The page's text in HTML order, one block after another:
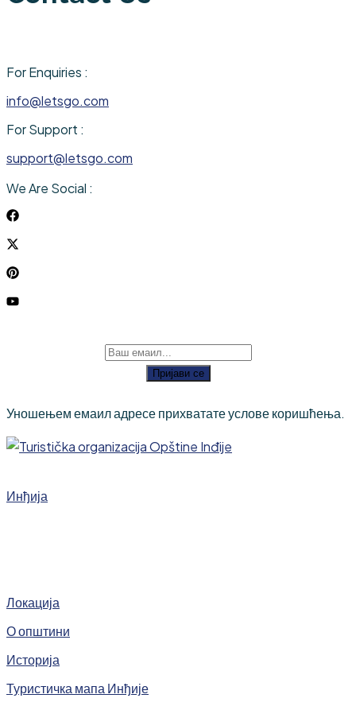
For Enquiries :
info@letsgo.com
For Support :
support@letsgo.com
We Are Social :
Пријави се
Уношењем емаил адресе прихватате услове коришћења.
Инђија
Локација
О општини
Историја
Туристичка мапа Инђије